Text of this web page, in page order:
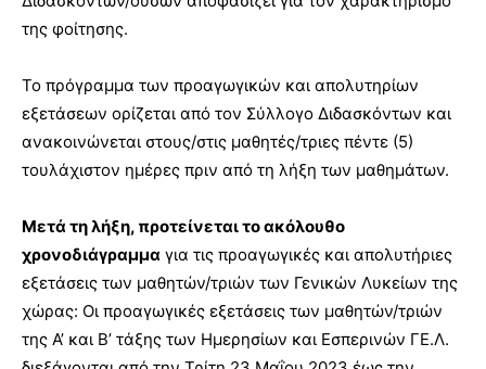
της φοίτησης.
Το πρόγραμμα των προαγωγικών και απολυτηρίων
εξετάσεων ορίζεται από τον Σύλλογο Διδασκόντων και
ανακοινώνεται στους/στις μαθητές/τριες πέντε (5)
τουλάχιστον ημέρες πριν από τη λήξη των μαθημάτων.
Μετά τη λήξη, προτείνεται το ακόλουθο
χρονοδιάγραμμα για τις προαγωγικές και απολυτήριες
εξετάσεις των μαθητών/τριών των Γενικών Λυκείων της
χώρας: Οι προαγωγικές εξετάσεις των μαθητών/τριών
της Α’ και Β’ τάξης των Ημερησίων και Εσπερινών ΓΕ.Λ.